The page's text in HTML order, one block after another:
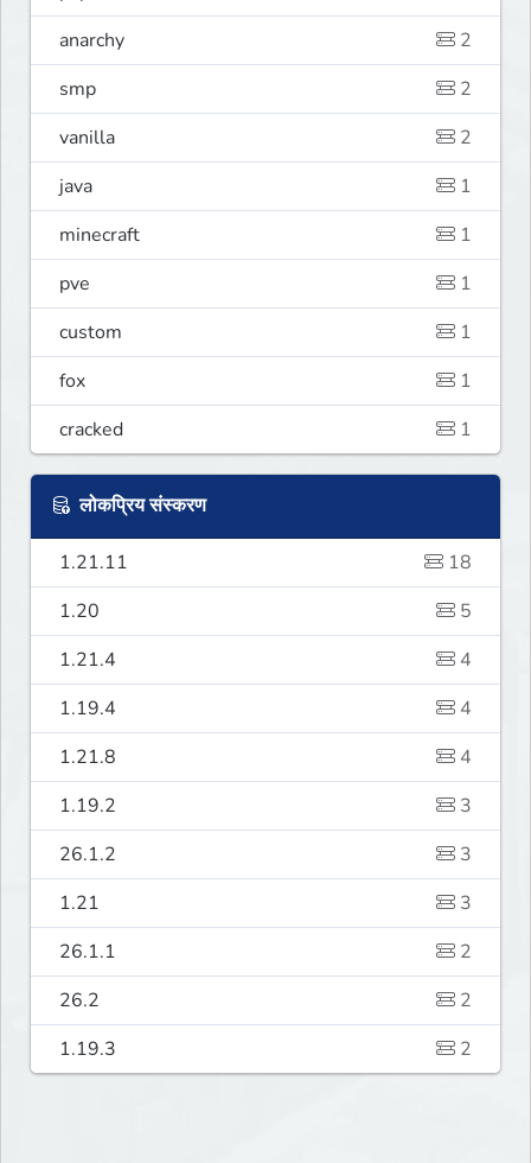
anarchy
2
smp
2
vanilla
2
java
1
minecraft
1
pve
1
custom
1
fox
1
cracked
1
लोकप्रिय संस्करण
1.21.11
18
1.20
5
1.21.4
4
1.19.4
4
1.21.8
4
1.19.2
3
26.1.2
3
1.21
3
26.1.1
2
26.2
2
1.19.3
2